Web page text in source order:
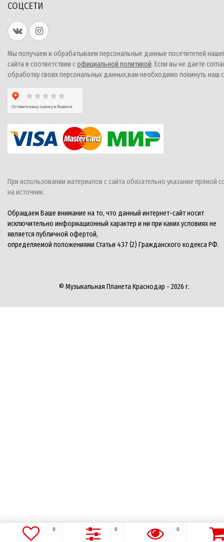
СОЦСЕТИ
Мы получаем и обрабатываем персональные данные посетителей
сайта в соответствии софициальной политикой. Если вы не даете
обработку своих персональных данных,вам необходимо покинуть наш
При использовании материалов с сайта обязательно указание прямой
на источник.
Обращаем Ваше внимание на то, что данный интернет-сайт носит
исключительно информационный характер и ни при каких условиях не
является публичной офертой,
определяемой положениями Статьи 437 (2) Гражданского кодекса РФ.
© Музыкальная Планета Краснодар - 2026 г.
0 0 0